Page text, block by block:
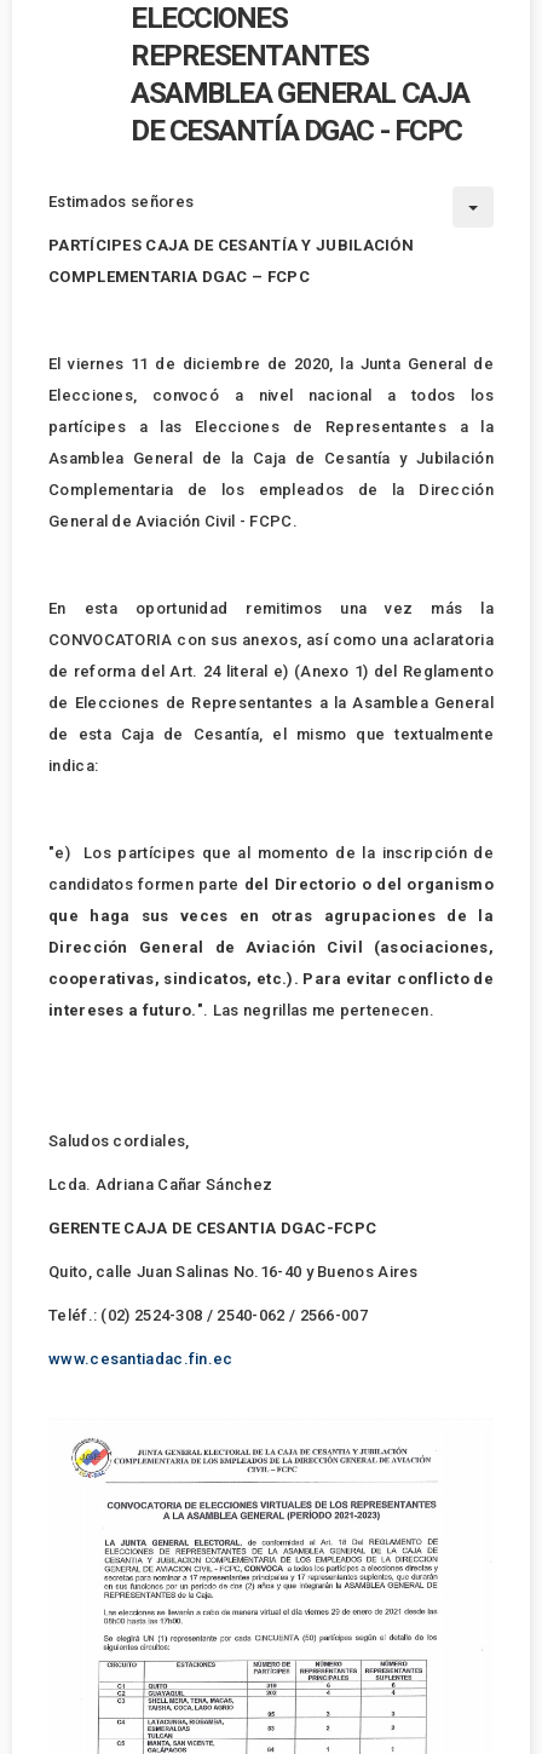
ELECCIONES
REPRESENTANTES
ASAMBLEA GENERAL CAJA
DE CESANTÍA DGAC - FCPC
Estimados señores
PARTÍCIPES CAJA DE CESANTÍA Y JUBILACIÓN
COMPLEMENTARIA DGAC – FCPC
El viernes 11 de diciembre de 2020, la Junta General de
Elecciones, convocó a nivel nacional a todos los
partícipes a las Elecciones de Representantes a la
Asamblea General de la Caja de Cesantía y Jubilación
Complementaria de los empleados de la Dirección
General de Aviación Civil - FCPC.
En esta oportunidad remitimos una vez más la
CONVOCATORIA con sus anexos, así como una aclaratoria
de reforma del Art. 24 literal e) (Anexo 1) del Reglamento
de Elecciones de Representantes a la Asamblea General
de esta Caja de Cesantía, el mismo que textualmente
indica:
"e) Los partícipes que al momento de la inscripción de
candidatos formen parte del Directorio o del organismo
que haga sus veces en otras agrupaciones de la
Dirección General de Aviación Civil (asociaciones,
cooperativas, sindicatos, etc.). Para evitar conflicto de
intereses a futuro. ". Las negrillas me pertenecen.
Saludos cordiales,
Lcda. Adriana Cañar Sánchez
GERENTE CAJA DE CESANTIA DGAC-FCPC
Quito, calle Juan Salinas No.16-40 y Buenos Aires
Teléf.: (02) 2524-308 / 2540-062 / 2566-007
www.cesantiadac.fin.ec